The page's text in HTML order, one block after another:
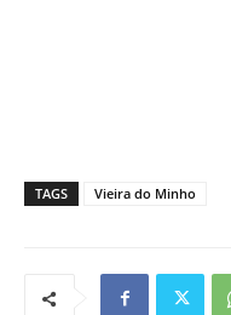
TAGS Vieira do Minho